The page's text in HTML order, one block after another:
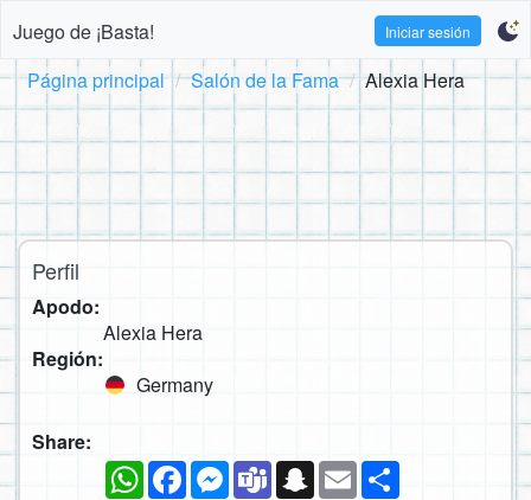
Juego de ¡Basta! Iniciar sesión
Página principal Salón de la Fama Alexia Hera
Perfil
Apodo:
Alexia Hera
Región:
Germany
Share:
WhatsAppFacebookMessenger
TeamsSnapchat
Email